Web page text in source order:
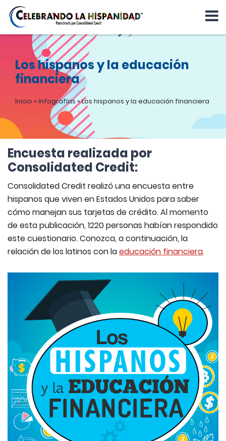
Los hispanos y la educación
financiera
Inicio » Infografías»Los hispanos y la educación financiera
Encuesta realizada por
Consolidated Credit:
Consolidated Credit realizó una encuesta entre
hispanos que viven en Estados Unidos para saber
cómo manejan sus tarjetas de crédito. Al momento
de esta publicación, 1220 personas habían respondido
este cuestionario. Conozca, a continuación, la
relación de los latinos con laeducación financiera.